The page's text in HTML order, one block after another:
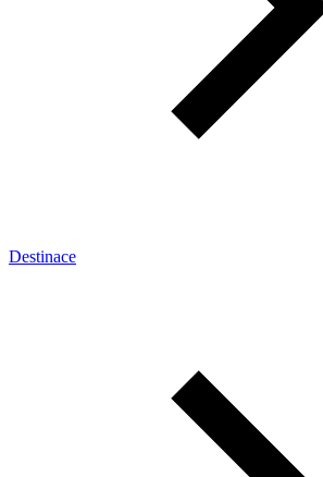
Destinace